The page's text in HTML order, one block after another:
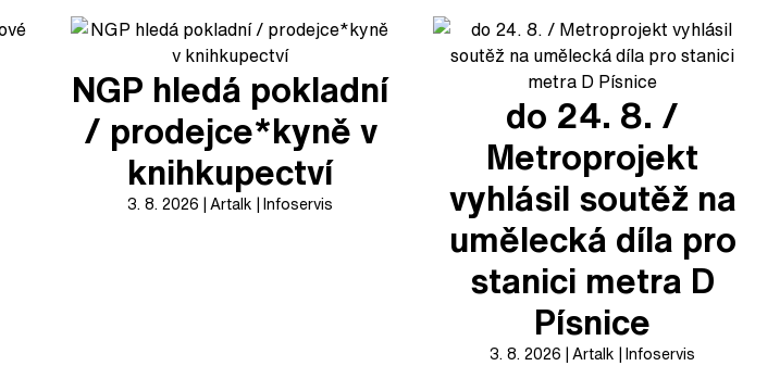
NGP hledá pokladní
/ prodejce*kyně v
knihkupectví
3. 8. 2026 Artalk Infoservis
do 24. 8. /
Metroprojekt
vyhlásil soutěž na
umělecká díla pro
stanici metra D
Písnice
3. 8. 2026 Artalk Infoservis